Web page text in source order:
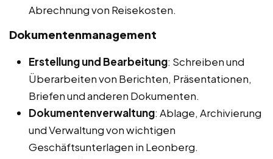
Abrechnung von Reisekosten.
Dokumentenmanagement
Erstellung und Bearbeitung: Schreiben und
Überarbeiten von Berichten, Präsentationen,
Briefen und anderen Dokumenten.
Dokumentenverwaltung: Ablage, Archivierung
und Verwaltung von wichtigen
Geschäftsunterlagen in Leonberg.